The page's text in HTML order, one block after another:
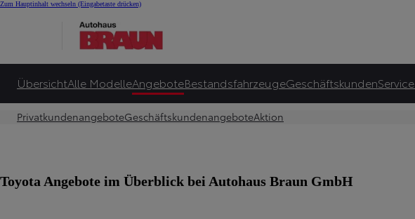
Zum Hauptinhalt wechseln (Eingabetaste drücken)
ÜbersichtAlle ModelleAngeboteBestandsfahrzeugeGeschäftskundenService
PrivatkundenangeboteGeschäftskundenangeboteAktion
Toyota Angebote im Überblick bei Autohaus Braun GmbH